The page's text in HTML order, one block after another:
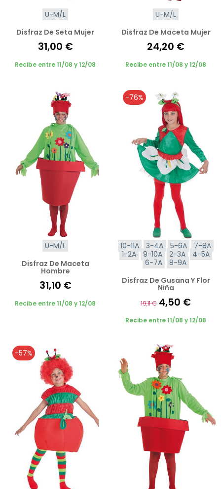
U-M/L
Disfraz De Seta Mujer
31,00 €
Recibe entre 11/08 y 12/08
U-M/L
Disfraz De Maceta Mujer
24,20 €
Recibe entre 11/08 y 12/08
U-M/L
Disfraz De Maceta
Hombre
31,10 €
Recibe entre 11/08 y 12/08
-76%
10-11A 3-4A 5-6A
7-8A
1-2A
9-10A 2-3A
4-5A
6-7A
8-9A
Disfraz De Gusana Y Flor
Niña
19,11 € 4,50 €
Recibe entre 11/08 y 12/08
-57%